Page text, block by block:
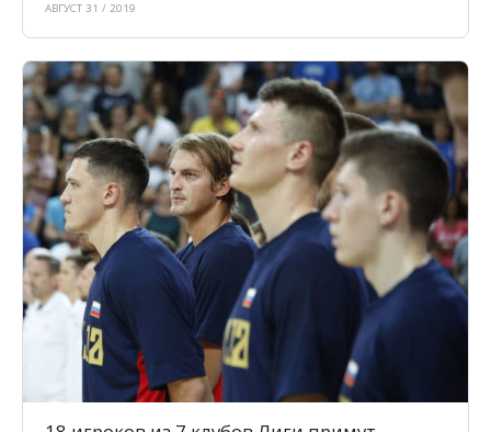
АВГУСТ 31 / 2019